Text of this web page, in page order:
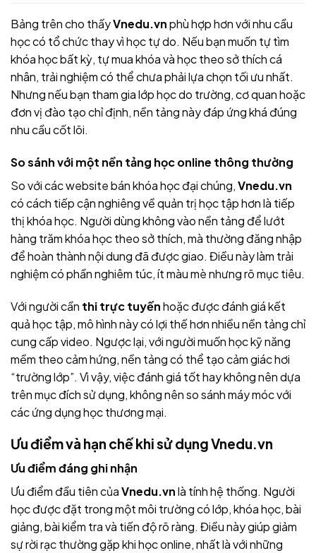
Bảng trên cho thấyVnedu.vnphù hợp hơn với nhu cầu
học có tổ chức thay vì học tự do. Nếu bạn muốn tự tìm
khóa học bất kỳ, tự mua khóa và học theo sở thích cá
nhân, trải nghiệm có thể chưa phải lựa chọn tối ưu nhất.
Nhưng nếu bạn tham gia lớp học do trường, cơ quan hoặc
đơn vị đào tạo chỉ định, nền tảng này đáp ứng khá đúng
nhu cầu cốt lõi.
So sánh với một nền tảng học online thông thường
So với các website bán khóa học đại chúng,Vnedu.vn
có cách tiếp cận nghiêng về quản trị học tập hơn là tiếp
thị khóa học. Người dùng không vào nền tảng để lướt
hàng trăm khóa học theo sở thích, mà thường đăng nhập
để hoàn thành nội dung đã được giao. Điều này làm trải
nghiệm có phần nghiêm túc, ít màu mè nhưng rõ mục tiêu.
Với người cần thi trực tuyếnhoặc được đánh giá kết
quả học tập, mô hình này có lợi thế hơn nhiều nền tảng chỉ
cung cấp video. Ngược lại, với người muốn học kỹ năng
mềm theo cảm hứng, nền tảng có thể tạo cảm giác hơi
“trường lớp”. Vì vậy, việc đánh giá tốt hay không nên dựa
trên mục đích sử dụng, không nên so sánh máy móc với
các ứng dụng học thương mại.
Ưu điểm và hạn chế khi sử dụngVnedu.vn
Ưu điểm đáng ghi nhận
Ưu điểm đầu tiên củaVnedu.vnlà tính hệ thống. Người
học được đặt trong một môi trường có lớp, khóa học, bài
giảng, bài kiểm tra và tiến độ rõ ràng. Điều này giúp giảm
sự rời rạc thường gặp khi học online, nhất là với những